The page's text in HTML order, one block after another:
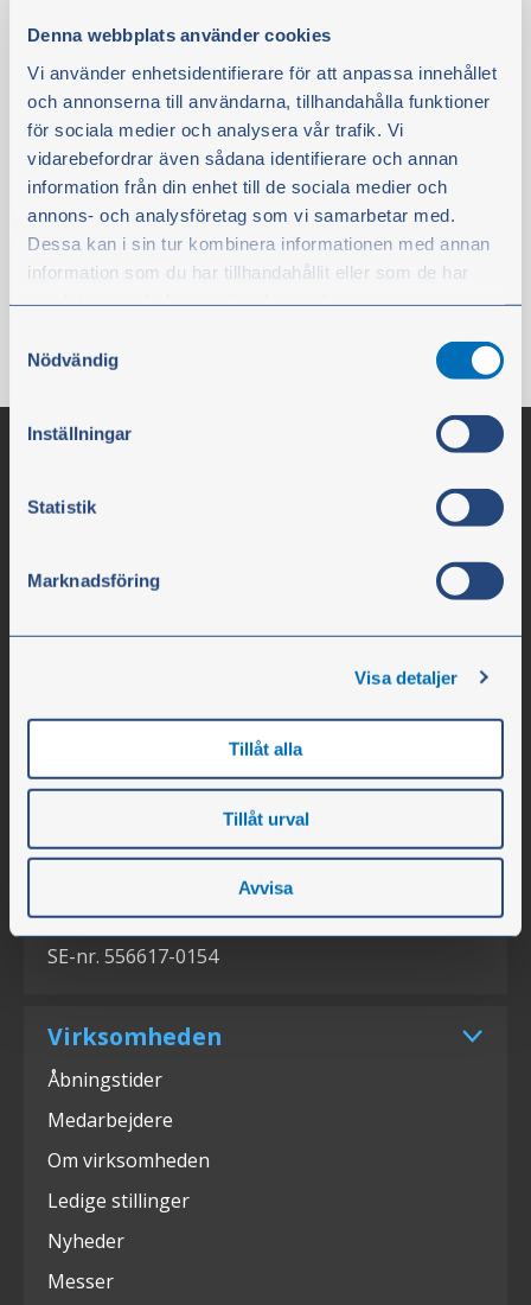
Denna webbplats använder cookies
Vi använder enhetsidentifierare för att anpassa innehållet
och annonserna till användarna, tillhandahålla funktioner
för sociala medier och analysera vår trafik. Vi
vidarebefordrar även sådana identifierare och annan
information från din enhet till de sociala medier och
annons- och analysföretag som vi samarbetar med.
Dessa kan i sin tur kombinera informationen med annan
information som du har tillhandahållit eller som de har
Du kan när som helst ändra ditt val. För att återkalla ditt
samtycke klickar du på ”Cookie-ikonen” längst ned till
Nödvändig
Inställningar
Statistik
Marknadsföring
Visa detaljer
Tillåt alla
Tillåt urval
Avvisa
Tekniske informationer
BEMÆRK!
Til Ø 35 mm stempelbolt.
Er på lager
47,00 kr.
ekskl. moms
Køb
Olssons i Ellös AB
SE-474 31 Ellös
info@olssonparts.com
SE-nr. 556617-0154
Virksomheden
Åbningstider
Medarbejdere
Om virksomheden
Ledige stillinger
Nyheder
Messer